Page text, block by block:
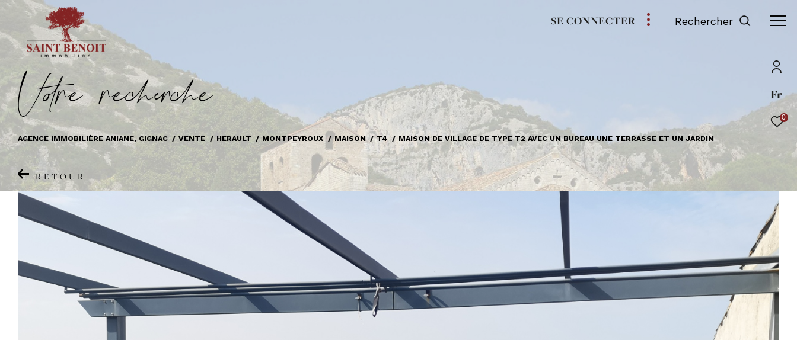
Fr
0
SE CONNECTER Rechercher
Vore recece
AGENCE IMMOBILIÈRE ANIANE, GIGNAC VENTE HERAULT MONTPEYROUX MAISON T4 MAISON DE VILLAGE DE TYPE T2 AVEC UN BUREAU UNE TERRASSE ET UN JARDIN
RETOUR